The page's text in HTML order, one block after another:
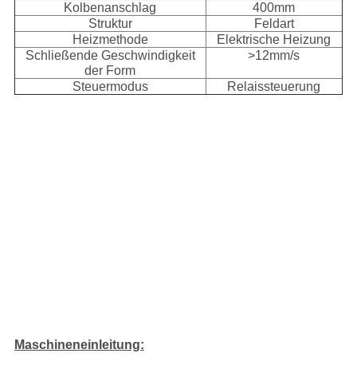
Kolbenanschlag
400mm
Struktur
Feldart
Heizmethode
Elektrische Heizung
Schließende Geschwindigkeit
der Form
>12mm/s
Steuermodus Relaissteuerung
Maschineneinleitung: